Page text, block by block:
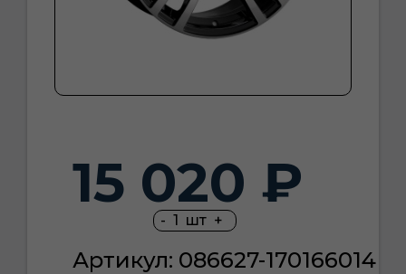
15 020 ₽
- 1 шт +
Артикул: 086627-170166014